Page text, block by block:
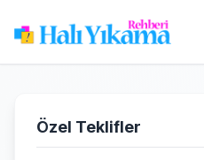
Özel Teklifler